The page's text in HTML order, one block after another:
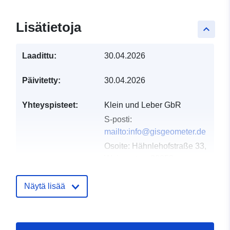
keyboard_arrow_up
Lisätietoja
Laadittu: 30.04.2026
Päivitetty: 30.04.2026
Yhteyspisteet:
Klein und Leber GbR
S-posti:
mailto:info@gisgeometer.de
Osoite: Hähnlehofstraße 33,
Luetteloluetteloa
Lisätty dataan.europa.eu: 16
Näytä lisää